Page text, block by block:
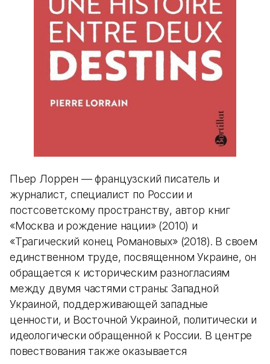
Пьер Лоррен — французский писатель и
журналист, специалист по России и
постсоветскому пространству, автор книг
«Москва и рождение нации» (2010) и
«Трагический конец Романовых» (2018). В своем
единственном труде, посвященном Украине, он
обращается к историческим разногласиям
между двумя частями страны: Западной
Украиной, поддерживающей западные
ценности, и Восточной Украиной, политически и
идеологически обращенной к России. В центре
повествования также оказывается